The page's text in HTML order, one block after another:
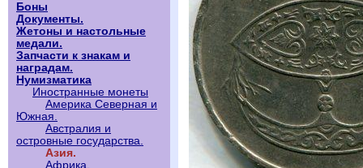
Боны
Документы.
Жетоны и настольные
медали.
Запчасти к знакам и
наградам.
Нумизматика
Иностранные монеты
Америка Северная и
Южная.
Австралия и
островные государства.
Азия.
Африка.